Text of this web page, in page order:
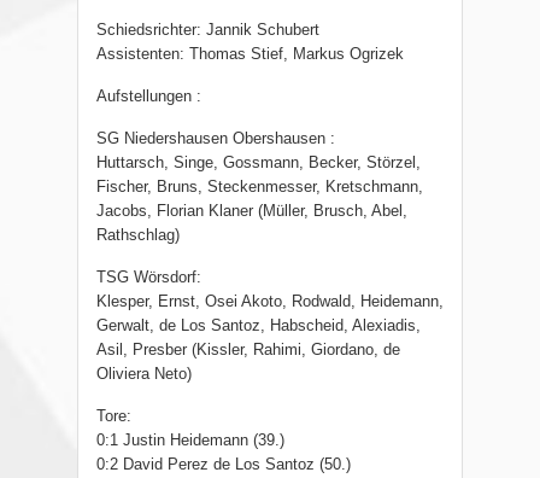
Schiedsrichter: Jannik Schubert
Assistenten: Thomas Stief, Markus Ogrizek
Aufstellungen :
SG Niedershausen Obershausen :
Huttarsch, Singe, Gossmann, Becker, Störzel,
Fischer, Bruns, Steckenmesser, Kretschmann,
Jacobs, Florian Klaner (Müller, Brusch, Abel,
Rathschlag)
TSG Wörsdorf:
Klesper, Ernst, Osei Akoto, Rodwald, Heidemann,
Gerwalt, de Los Santoz, Habscheid, Alexiadis,
Asil, Presber (Kissler, Rahimi, Giordano, de
Oliviera Neto)
Tore:
0:1 Justin Heidemann (39.)
0:2 David Perez de Los Santoz (50.)